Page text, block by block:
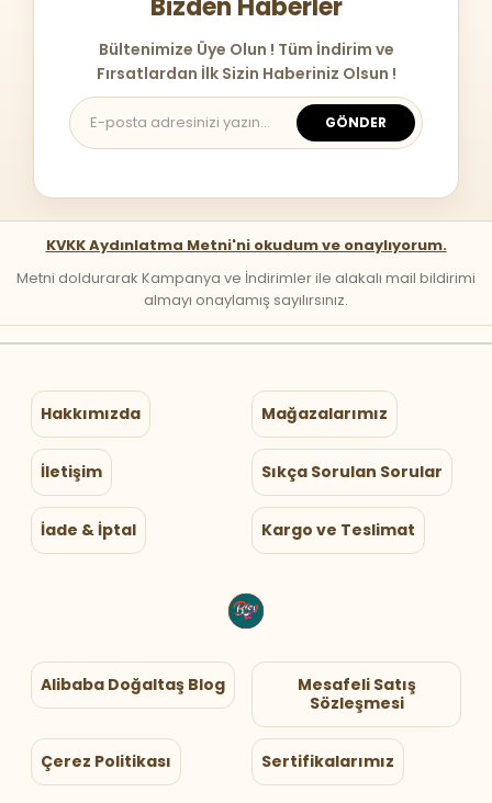
Bizden Haberler
Bültenimize Üye Olun ! Tüm İndirim ve
Fırsatlardan İlk Sizin Haberiniz Olsun !
GÖNDER
KVKK Aydınlatma Metni'ni okudum ve onaylıyorum.
Metni doldurarak Kampanya ve İndirimler ile alakalı mail bildirimi
almayı onaylamış sayılırsınız.
Hakkımızda Mağazalarımız
İletişim Sıkça Sorulan Sorular
İade & İptal Kargo ve Teslimat
Alibaba Doğaltaş Blog
Mesafeli Satış
Sözleşmesi
Çerez Politikası Sertifikalarımız